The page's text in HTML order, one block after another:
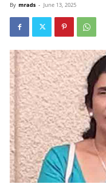
By mrads - June 13, 2025